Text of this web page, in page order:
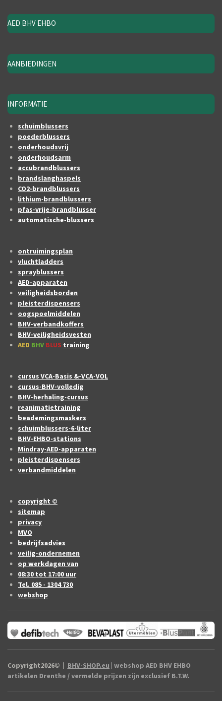
AED BHV EHBO
AANBIEDINGEN
INFORMATIE
schuimblussers
poederblussers
onderhoudsvrij
onderhoudsarm
accubrandblussers
brandslanghaspels
CO2-brandblussers
lithium-brandblussers
pfas-vrije-brandblusser
automatische-blussers
ontruimingsplan
vluchtladders
sprayblussers
AED-apparaten
veiligheidsborden
pleisterdispensers
oogspoelmiddelen
BHV-verbandkoffers
BHV-veiligheidsvesten
AED BHV BLUS training
cursus VCA-Basis &-VCA-VOL
cursus-BHV-volledig
BHV-herhaling-cursus
reanimatietraining
beademingsmaskers
schuimblussers-6-liter
BHV-EHBO-stations
Mindray-AED-apparaten
pleisterdispensers
verbandmiddelen
copyright ©
sitemap
privacy
MVO
bedrijfsadvies
veilig-ondernemen
op werkdagen van
08:30 tot 17:00 uur
Tel. 085 - 1304 730
webshop
Copyright2026© | BHV-SHOP.eu | webshop AED BHV EHBO
artikelen Drenthe / vermelde prijzen zijn exclusief B.T.W.